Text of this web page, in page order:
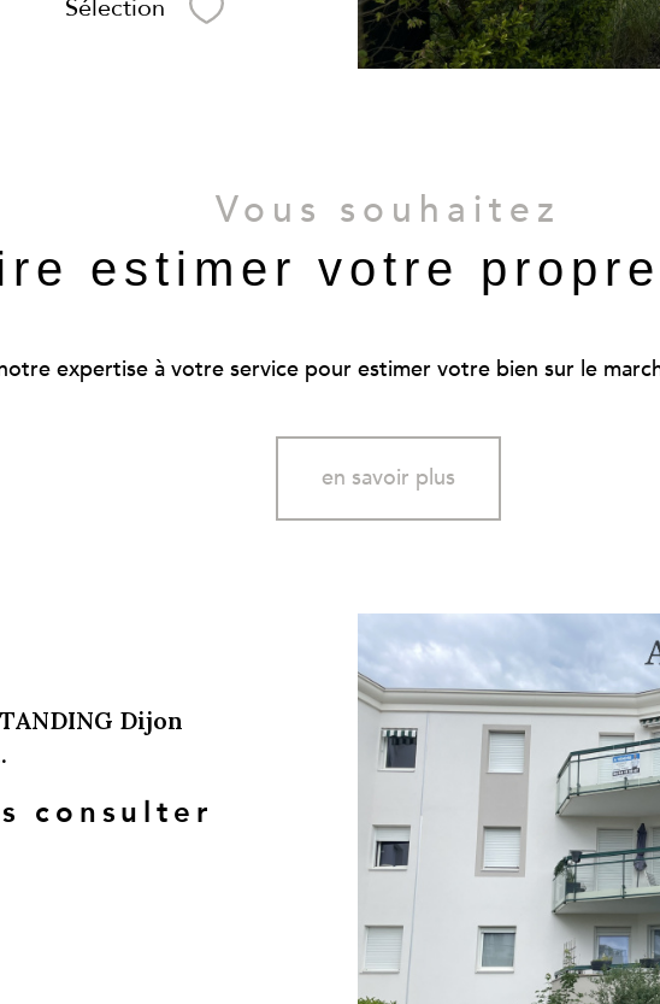
Sélection Sélectionner
Vous souhaitez
estimer votre
expertise à votre service pour estimer votre bien sur le
en savoir plus
Dijon
consulter